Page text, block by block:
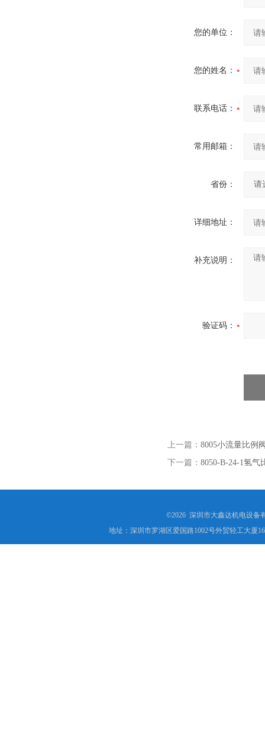
您的单位：
您的姓名：
联系电话：
常用邮箱：
省份：
详细地址：
补充说明：
验证码：
上一篇： 8005小流量比例
下一篇： 8050-B-24-1氢气
©2026 深圳市大鑫达机电设备
地址：深圳市罗湖区爱国路1002号外贸轻工大厦